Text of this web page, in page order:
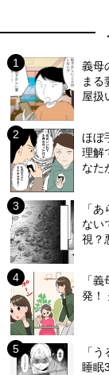
義母
まる
屋扱
ほぼ
理解
なた
「
ない
視？
「
発！
「
睡眠